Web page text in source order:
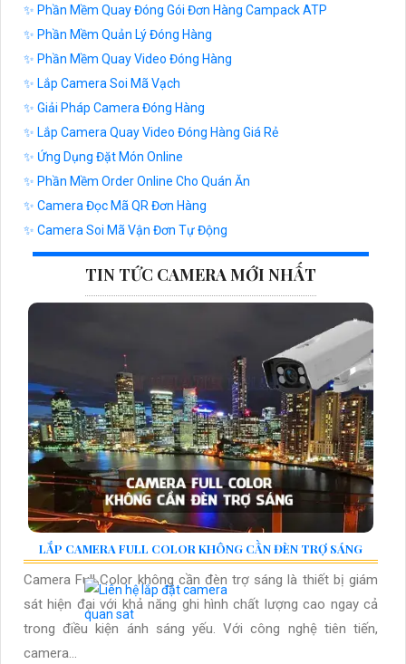
✨ Phần Mềm Quay Đóng Gói Đơn Hàng Campack ATP
✨ Phần Mềm Quản Lý Đóng Hàng
✨ Phần Mềm Quay Video Đóng Hàng
✨ Lắp Camera Soi Mã Vạch
✨ Giải Pháp Camera Đóng Hàng
✨ Lắp Camera Quay Video Đóng Hàng Giá Rẻ
✨ Ứng Dụng Đặt Món Online
✨ Phần Mềm Order Online Cho Quán Ăn
✨ Camera Đọc Mã QR Đơn Hàng
✨ Camera Soi Mã Vận Đơn Tự Động
TIN TỨC CAMERA MỚI NHẤT
LẮP CAMERA FULL COLOR KHÔNG CẦN ĐÈN TRỢ SÁNG
Camera Full Color không cần đèn trợ sáng là thiết bị giám
sát hiện đại với khả năng ghi hình chất lượng cao ngay cả
trong điều kiện ánh sáng yếu. Với công nghệ tiên tiến,
camera...